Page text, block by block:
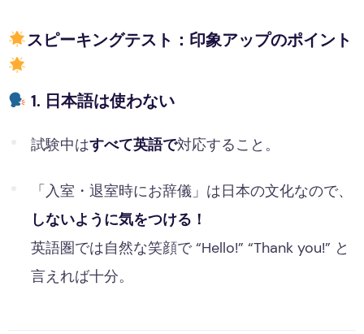
スピーキングテスト：印象アップのポイント
1. 日本語は使わない
試験中はすべて英語で対応すること。
「入室・退室時にお辞儀」は日本の文化なので、
しないように気をつける！
英語圏では自然な笑顔で “Hello!” “Thank you!” と
言えれば十分。